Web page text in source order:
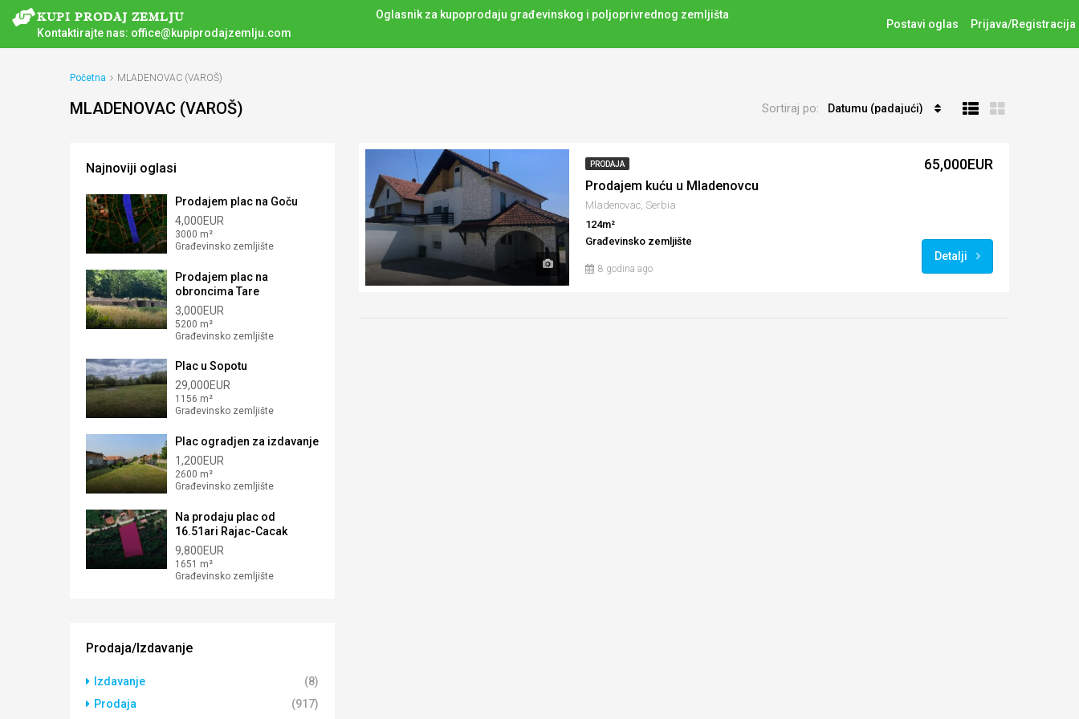
Oglasnik za kupoprodaju građevinskog i poljoprivrednog zemljišta
Kontaktirajte nas: office@kupiprodajzemlju.com
Postavi oglas Prijava/Registracija
Početna MLADENOVAC (VAROŠ)
MLADENOVAC (VAROŠ) Sortiraj po: Datumu (padajući)
PRODAJA
Prodajem kuću u Mladenovcu
Mladenovac, Serbia
124m²
Građevinsko zemljište
8 godina ago
65,000EUR
Detalji
Najnoviji oglasi
Prodajem plac na Goču
4,000EUR
3000 m²
Građevinsko zemljište
Prodajem plac na
obroncima Tare
3,000EUR
5200 m²
Građevinsko zemljište
Plac u Sopotu
29,000EUR
1156 m²
Građevinsko zemljište
Plac ogradjen za izdavanje
1,200EUR
2600 m²
Građevinsko zemljište
Na prodaju plac od
16.51ari Rajac-Cacak
9,800EUR
1651 m²
Građevinsko zemljište
Prodaja/Izdavanje
Izdavanje
(8)
Prodaja
(917)